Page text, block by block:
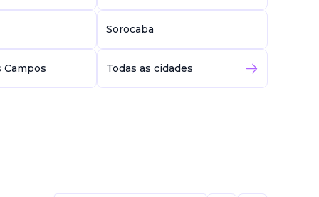
Sorocaba
Campos Todas as cidades